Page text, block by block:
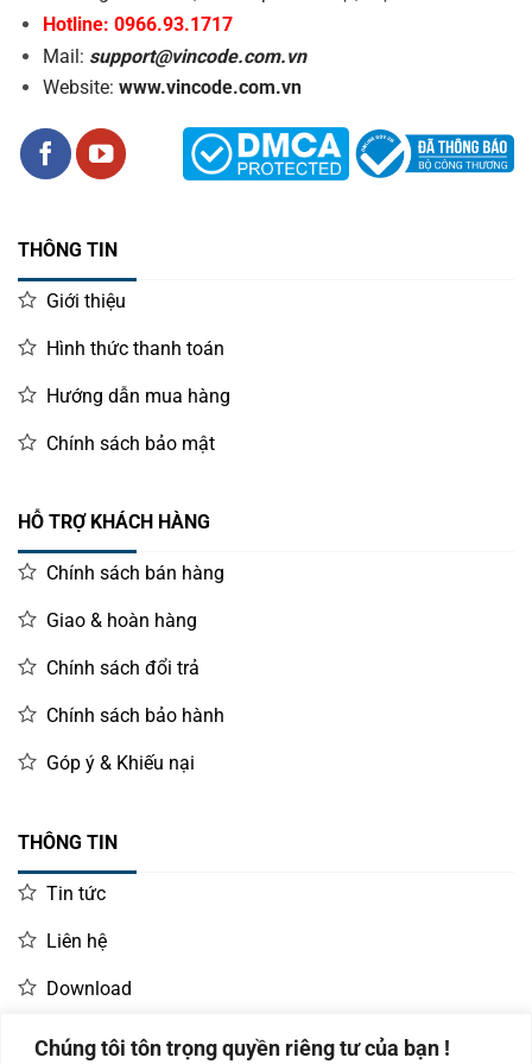
Chúng tôi tôn trọng quyền riêng tư của bạn !
4. Tốc độ in nhanh
Với tốc độ in đạt đến 152 mm/s hay 6″/s, máy in công
nghiệp Xprinter XP-G480E là sự lựa chọn lý tưởng cho nhu
chất lượng in ổn định cùng độ phân giải 203 dpi, cung cấp
chất lượng in có độ chính xác và rõ nét.
Máy in Xprinter XP-G480E chuyên dành cho in ấn công nghiệp
Ứng dụng máy in công nghiệp Xprinter XP-
Hotline: 0966.93.1717
Mail: support@vincode.com.vn
Website: www.vincode.com.vn
THÔNG TIN
Giới thiệu
Hình thức thanh toán
Hướng dẫn mua hàng
Chính sách bảo mật
HỖ TRỢ KHÁCH HÀNG
Chính sách bán hàng
Giao & hoàn hàng
Chính sách đổi trả
Chính sách bảo hành
Góp ý & Khiếu nại
THÔNG TIN
Tin tức
Liên hệ
Download